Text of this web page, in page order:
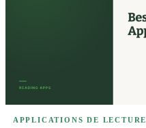
APPLICATIONS DE LECTURE